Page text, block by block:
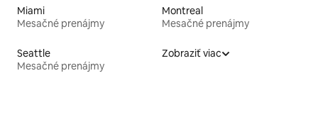
Miami
Mesačné prenájmy
Montreal
Mesačné prenájmy
Seattle
Mesačné prenájmy
Zobraziť viac